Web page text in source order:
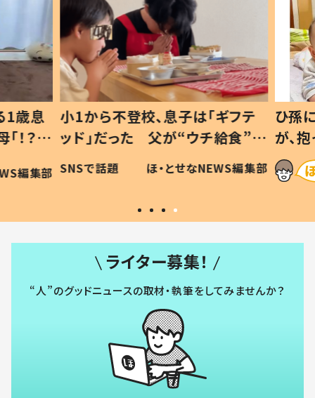
歳息
？」
編集部
小1から不登校、息子は「ギフテ
ッド」だった 父が“ウチ給食”を
作り続ける理由とは #令和の親
#令和の子
SNSで話題 ほ・とせなNEWS編集部
ひ孫
が、
「涙
い」
ライター募集！
“人”のグッドニュースの取材・執筆をしてみませんか？